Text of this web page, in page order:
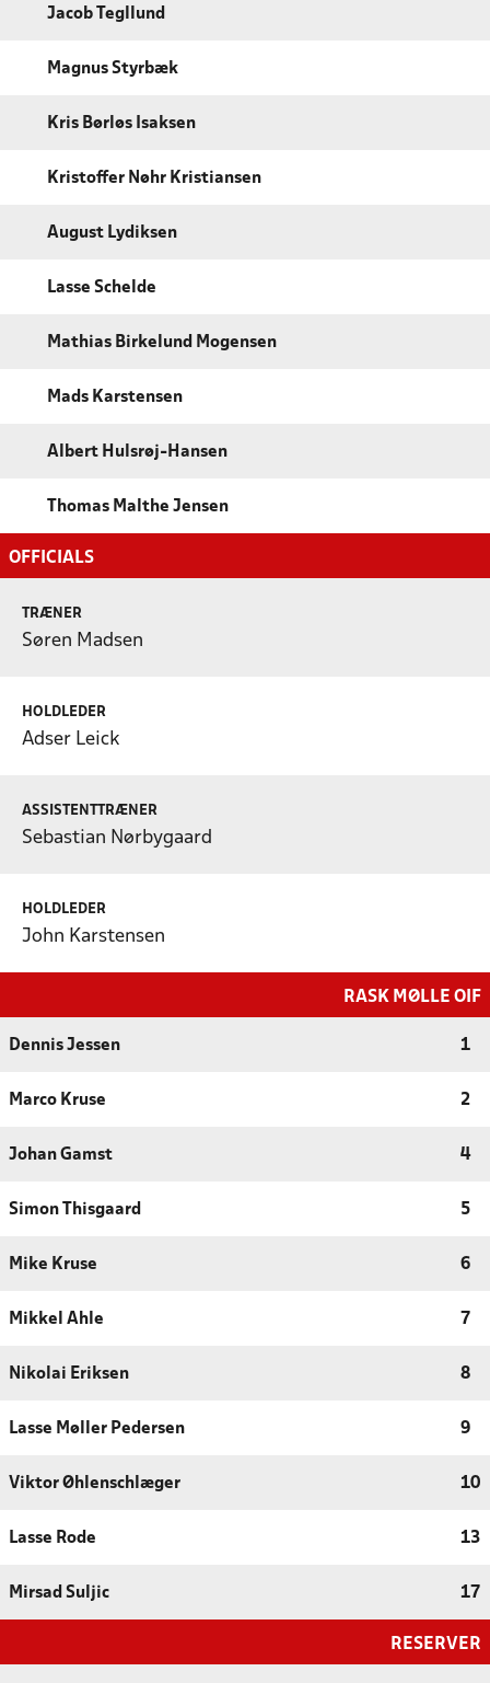
Jacob Tegllund
Magnus Styrbæk
Kris Børløs Isaksen
Kristoffer Nøhr Kristiansen
August Lydiksen
Lasse Schelde
Mathias Birkelund Mogensen
Mads Karstensen
Albert Hulsrøj-Hansen
Thomas Malthe Jensen
OFFICIALS
TRÆNER
Søren Madsen
HOLDLEDER
Adser Leick
ASSISTENTTRÆNER
Sebastian Nørbygaard
HOLDLEDER
John Karstensen
RASK MØLLE OIF
Dennis Jessen 1
Marco Kruse 2
Johan Gamst 4
Simon Thisgaard 5
Mike Kruse 6
Mikkel Ahle 7
Nikolai Eriksen 8
Lasse Møller Pedersen 9
Viktor Øhlenschlæger 10
Lasse Rode 13
Mirsad Suljic 17
RESERVER